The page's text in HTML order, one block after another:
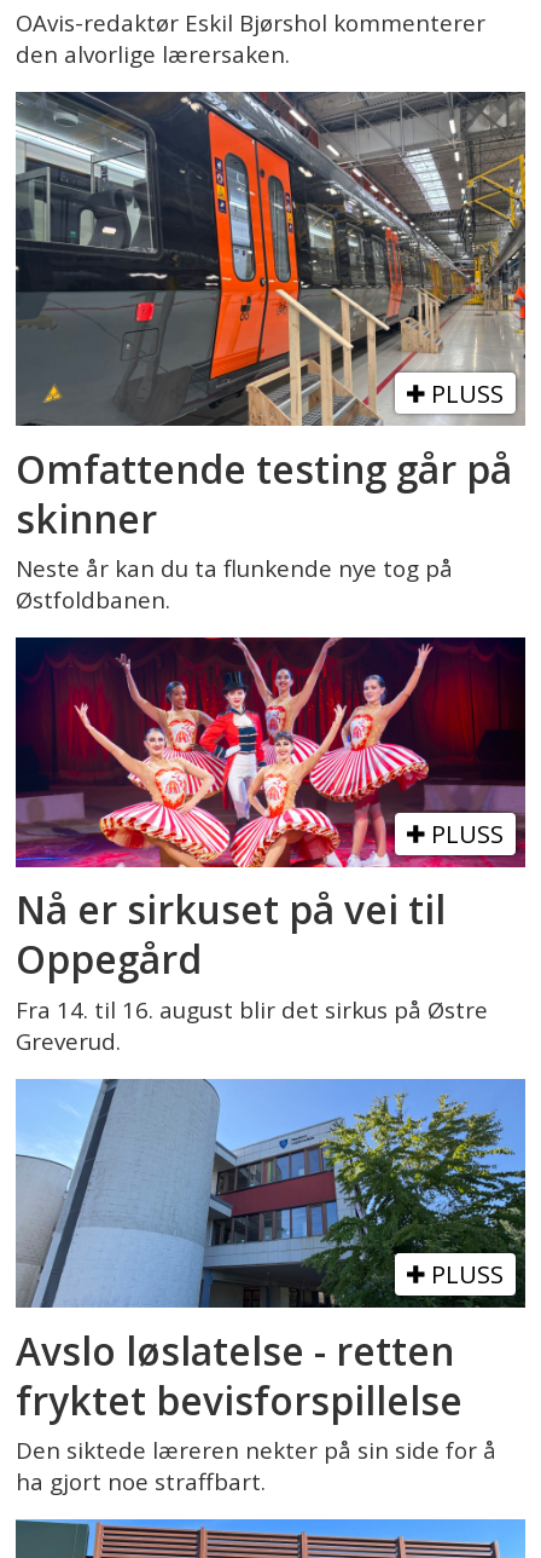
OAvis-redaktør Eskil Bjørshol kommenterer
den alvorlige lærersaken.
PLUSS
Omfattende testing går på
skinner
Neste år kan du ta flunkende nye tog på
Østfoldbanen.
PLUSS
Nå er sirkuset på vei til
Oppegård
Fra 14. til 16. august blir det sirkus på Østre
Greverud.
PLUSS
Avslo løslatelse - retten
fryktet bevisforspillelse
Den siktede læreren nekter på sin side for å
ha gjort noe straffbart.